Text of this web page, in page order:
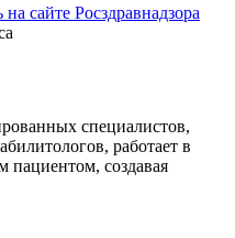
на сайте Росздравнадзора
специалистов,
работает в
пациентом, создавая